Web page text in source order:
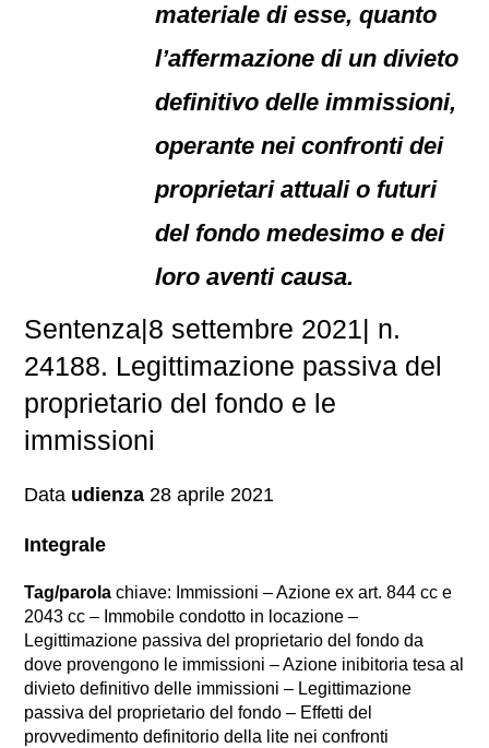
materiale di esse, quanto
l’affermazione di un divieto
definitivo delle immissioni,
operante nei confronti dei
proprietari attuali o futuri
del fondo medesimo e dei
loro aventi causa.
Sentenza|8 settembre 2021| n.
24188. Legittimazione passiva del
proprietario del fondo e le
immissioni
Data udienza 28 aprile 2021
Integrale
Tag/parola chiave: Immissioni – Azione ex art. 844 cc e
2043 cc – Immobile condotto in locazione –
Legittimazione passiva del proprietario del fondo da
dove provengono le immissioni – Azione inibitoria tesa al
divieto definitivo delle immissioni – Legittimazione
passiva del proprietario del fondo – Effetti del
provvedimento definitorio della lite nei confronti